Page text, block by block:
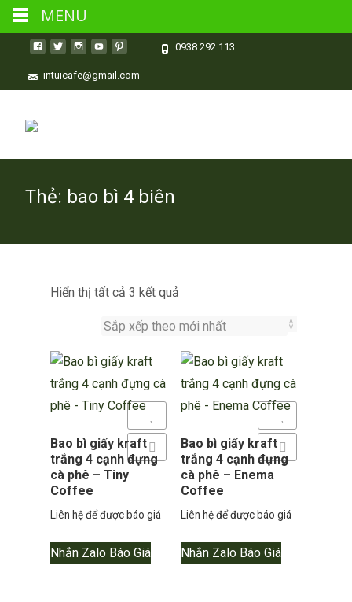
0938 292 113
intuicafe@gmail.com
Thẻ: bao bì 4 biên
Hiển thị tất cả 3 kết quả
xếp
theo
mới
nhất
Bao bì giấy kraft
trắng 4 cạnh đựng
cà phê – Tiny
Coffee
Liên hệ để được báo giá
Nhắn Zalo Báo Giá
Thêm so sánh
Bao bì giấy kraft
trắng 4 cạnh đựng
cà phê – Enema
Coffee
Liên hệ để được báo giá
Nhắn Zalo Báo Giá
Thêm so sánh
MENU